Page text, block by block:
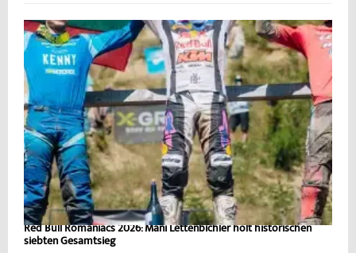
Red Bull Romaniacs 2026: Mani Lettenbichler holt historischen
siebten Gesamtsieg